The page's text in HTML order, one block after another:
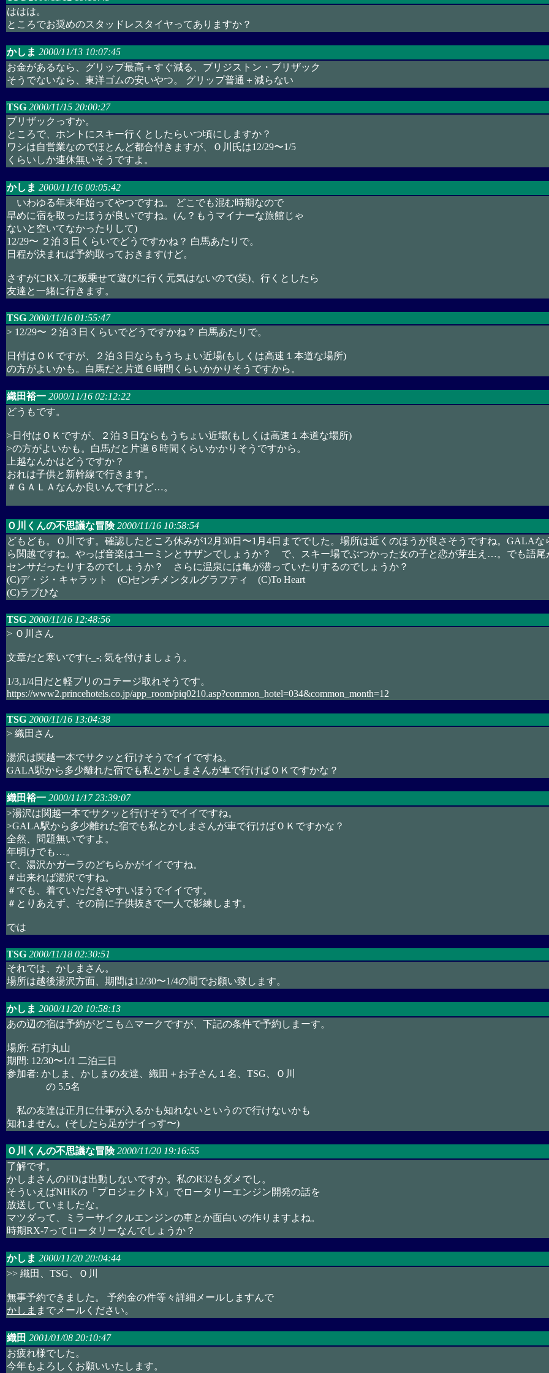
ははは。
ところでお奨めのスタッドレスタイヤってありますか？
かしま 2000/11/13 10:07:45
お金があるなら、グリップ最高＋すぐ減る、ブリジストン・ブリザック
そうでないなら、東洋ゴムの安いやつ。 グリップ普通＋減らない
TSG 2000/11/15 20:00:27
ブリザックっすか。
ところで、ホントにスキー行くとしたらいつ頃にしますか？
ワシは自営業なのでほとんど都合付きますが、Ｏ川氏は12/29〜1/5
くらいしか連休無いそうですよ。
かしま 2000/11/16 00:05:42
いわゆる年末年始ってやつですね。 どこでも混む時期なので
早めに宿を取ったほうが良いですね。(ん？もうマイナーな旅館じゃ
ないと空いてなかったりして)
12/29〜 ２泊３日くらいでどうですかね？ 白馬あたりで。
日程が決まれば予約取っておきますけど。
さすがにRX-7に板乗せて遊びに行く元気はないので(笑)、行くとしたら
友達と一緒に行きます。
TSG 2000/11/16 01:55:47
> 12/29〜 ２泊３日くらいでどうですかね？ 白馬あたりで。
日付はＯＫですが、２泊３日ならもうちょい近場(もしくは高速１本道な場所)
の方がよいかも。白馬だと片道６時間くらいかかりそうですから。
織田裕一 2000/11/16 02:12:22
どうもです。
>日付はＯＫですが、２泊３日ならもうちょい近場(もしくは高速１本道な場所)
>の方がよいかも。白馬だと片道６時間くらいかかりそうですから。
上越なんかはどうですか？
おれは子供と新幹線で行きます。
＃ＧＡＬＡなんか良いんですけど…。
Ｏ川くんの不思議な冒険 2000/11/16 10:58:54
どもども。Ｏ川です。確認したところ休みが12月30日〜1月4日まででした。場所は近くのほうが良さそうですね。GALA
ら関越ですね。やっぱ音楽はユーミンとサザンでしょうか？ で、スキー場でぶつかった女の子と恋が芽生え…。でも語
センサだったりするのでしょうか？ さらに温泉には亀が潜っていたりするのでしょうか？
(C)デ・ジ・キャラット (C)センチメンタルグラフティ (C)To Heart
(C)ラブひな
TSG 2000/11/16 12:48:56
> Ｏ川さん
文章だと寒いです(-_-; 気を付けましょう。
1/3,1/4日だと軽プリのコテージ取れそうです。
https://www2.princehotels.co.jp/app_room/piq0210.asp?common_hotel=034&common_month=12
TSG 2000/11/16 13:04:38
> 織田さん
湯沢は関越一本でサクッと行けそうでイイですね。
GALA駅から多少離れた宿でも私とかしまさんが車で行けばＯＫですかな？
織田裕一 2000/11/17 23:39:07
>湯沢は関越一本でサクッと行けそうでイイですね。
>GALA駅から多少離れた宿でも私とかしまさんが車で行けばＯＫですかな？
全然、問題無いですよ。
年明けでも…。
で、湯沢かガーラのどちらかがイイですね。
＃出来れば湯沢ですね。
＃でも、着ていただきやすいほうでイイです。
＃とりあえず、その前に子供抜きで一人で影練します。
では
TSG 2000/11/18 02:30:51
それでは、かしまさん。
場所は越後湯沢方面、期間は12/30〜1/4の間でお願い致します。
かしま 2000/11/20 10:58:13
あの辺の宿は予約がどこも△マークですが、下記の条件で予約しまーす。
場所: 石打丸山
期間: 12/30〜1/1 二泊三日
参加者: かしま、かしまの友達、織田＋お子さん１名、TSG、Ｏ川
の 5.5名
私の友達は正月に仕事が入るかも知れないというので行けないかも
知れません。(そしたら足がナイっす〜)
Ｏ川くんの不思議な冒険 2000/11/20 19:16:55
了解です。
かしまさんのFDは出動しないですか。私のR32もダメでし。
そういえばNHKの「プロジェクトX」でロータリーエンジン開発の話を
放送していましたな。
マツダって、ミラーサイクルエンジンの車とか面白いの作りますよね。
時期RX-7ってロータリーなんでしょうか？
かしま 2000/11/20 20:04:44
>> 織田、TSG、Ｏ川
無事予約できました。 予約金の件等々詳細メールしますんで
かしま までメールください。
織田 2001/01/08 20:10:47
お疲れ様でした。
今年もよろしくお願いいたします。